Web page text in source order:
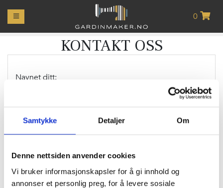
Samtykke Detaljer Om
Denne nettsiden anvender cookies
Vi bruker informasjonskapsler for å gi innhold og
annonser et personlig preg, for å levere sosiale
0
MIN
KONTO
GARDINER
GARDINOPPHENG
RULLEGARDINER
PLISSÉR
KONTAKT OSS
Navnet ditt:
*
Din e-post:
Inquiry: